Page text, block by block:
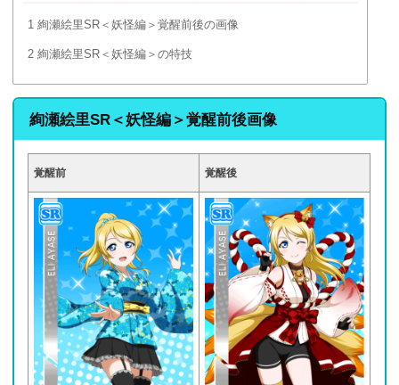
1 絢瀬絵里SR＜妖怪編＞覚醒前後の画像
2 絢瀬絵里SR＜妖怪編＞の特技
絢瀬絵里SR＜妖怪編＞覚醒前後画像
覚醒前 覚醒後